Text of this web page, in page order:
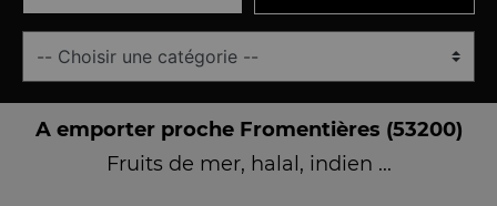
A emporter proche Fromentières (53200)
Fruits de mer, halal, indien ...